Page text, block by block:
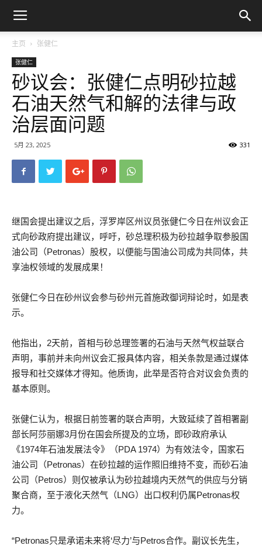
主页 张健仁
张健仁
砂议会：张健仁点明砂拉越
石油天然气和解的法律与政
治层面问题
5月 23, 2025 331
继国会提出建议之后，浮罗岸区州议员张健仁今日在州议会正
式向砂政府提出建议，呼吁，砂总理积极为砂拉越争取参股国
油公司（Petronas）股权，以便能与国油公司成为共同体，共
享油权领域的发展成果！
张健仁今日在砂州议会参与砂州元首施政御词辩论时，如是表
示。
他指出，2天前，首相与砂总理签署的石油与天然气权益联合
声明，事前并未向州议会汇报具体内容，相关条款是通过媒体
报导和社交媒体才得知。他质询，此举是否符合对议会负责的
基本原则。
张健仁认为，根据日前签署的联合声明，大致延续了首相署副
部长阿莎丽娜3月份在国会所提及的立场，即砂政府承认
《1974年石油发展法令》（PDA 1974）为有效法令，国家石
油公司（Petronas）在砂拉越的运作照旧维持不变，而砂石油
公司（Petros）则仅被承认为砂拉越境内天然气的供应与分销
聚合商，至于液化天然气（LNG）出口权利仍属Petronas权
力。
“Petronas只是承诺未来将‘尽力’与Petros合作。副议长先生，